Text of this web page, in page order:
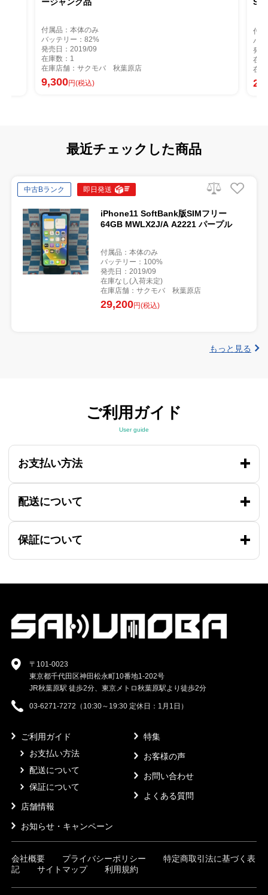
付属品：本体のみ
バッテリー：82%
発売日：2019/09
在庫数：1
在庫店舗：サクモバ 秋葉原店
9,300円(税込)
付属品：
バッテリ
発売日：
在庫数：1
在庫店
20,300
最近チェックした商品
中古Bランク 即日発送
iPhone11 SoftBank版SIMフリー
64GB MWLX2J/A A2221 パープル
付属品：本体のみ
バッテリー：100%
発売日：2019/09
在庫なし(入荷未定)
在庫店舗：サクモバ 秋葉原店
29,200円(税込)
もっと見る
ご利用ガイド
User guide
お支払い方法
配送について
保証について
〒101-0023
東京都千代田区神田松永町10番地1-202号
JR秋葉原駅 徒歩2分、東京メトロ秋葉原駅より徒歩2分
03-6271-7272（10:30～19:30 定休日：1月1日）
ご利用ガイド
お支払い方法
配送について
保証について
店舗情報
お知らせ・キャンペーン
特集
お客様の声
お問い合わせ
よくある質問
会社概要 プライバシーポリシー
特定商取引法に基づく表
記
サイトマップ 利用規約